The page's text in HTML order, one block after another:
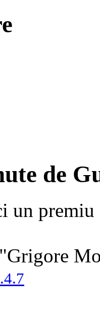
de
un premiu